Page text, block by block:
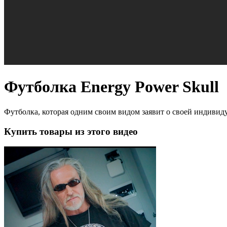
Футболка Energy Power Skull
Футболка, которая одним своим видом заявит о своей
Купить товары из этого видео